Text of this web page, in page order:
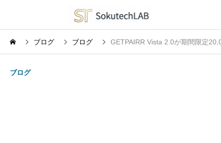
ブログ ブログ GETPAIRR Vista 2.0が期間限定
ブログ